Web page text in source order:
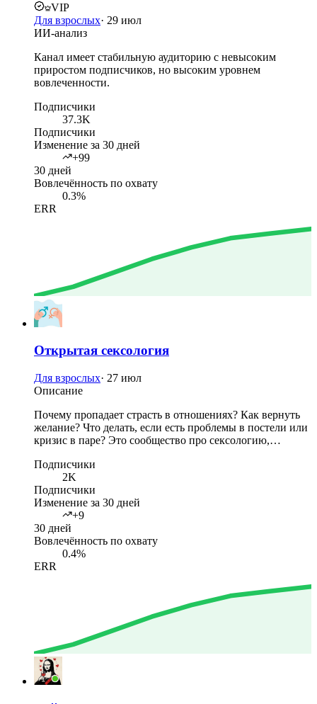
VIP
Для взрослых· 29 июл
ИИ-анализ
Канал имеет стабильную аудиторию с невысоким
приростом подписчиков, но высоким уровнем
вовлеченности.
Подписчики
37.3K
Подписчики
Изменение за 30 дней
+99
30 дней
Вовлечённость по охвату
0.3%
ERR
Открытая сексология
Для взрослых· 27 июл
Описание
Почему пропадает страсть в отношениях? Как вернуть
желание? Что делать, если есть проблемы в постели или
кризис в паре? Это сообщество про сексологию,…
Подписчики
2K
Подписчики
Изменение за 30 дней
+9
30 дней
Вовлечённость по охвату
0.4%
ERR